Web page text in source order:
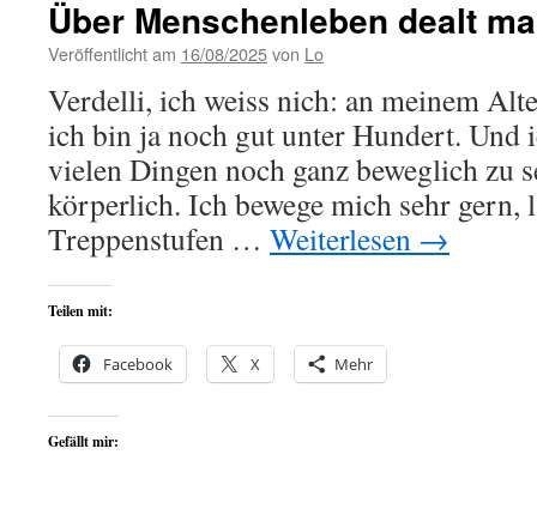
Über Menschenleben dealt
Veröffentlicht am 16/08/2025von Lo
Verdelli, ich weiss nich: an meinem
ich bin ja noch gut unter Hundert. Und
vielen Dingen noch ganz beweglich zu
körperlich. Ich bewege mich sehr gern,
Treppenstufen … Weiterlesen →
Teilen mit:
Facebook X Mehr
Gefällt mir: